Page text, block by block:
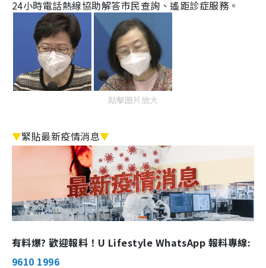
24小時電話熱線協助解答市民查詢、遙距診症服務。
點擊圖片放大
▼緊貼最新疫情消息▼
有料爆? 歡迎報料！U Lifestyle WhatsApp 報料專線:
9610 1996